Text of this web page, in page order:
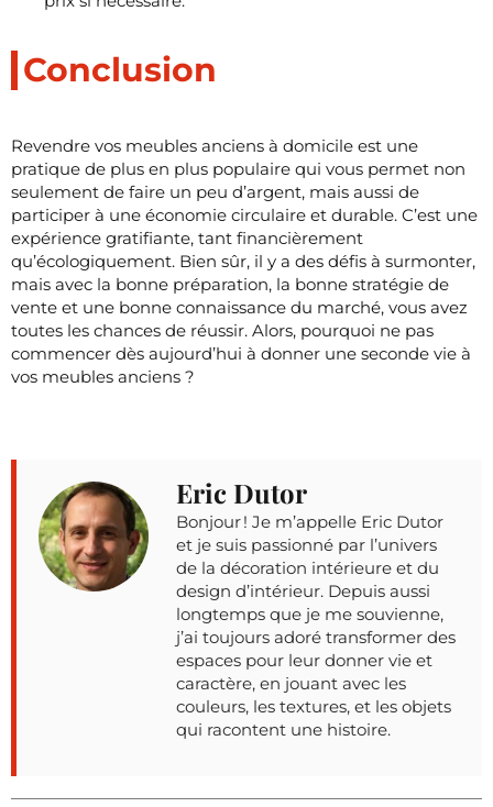
Conclusion
Revendre vos meubles anciens à domicile est une
pratique de plus en plus populaire qui vous permet non
seulement de faire un peu d’argent, mais aussi de
participer à une économie circulaire et durable. C’est une
expérience gratifiante, tant financièrement
qu’écologiquement. Bien sûr, il y a des défis à surmonter,
mais avec la bonne préparation, la bonne stratégie de
vente et une bonne connaissance du marché, vous avez
toutes les chances de réussir. Alors, pourquoi ne pas
commencer dès aujourd’hui à donner une seconde vie à
vos meubles anciens ?
Eric Dutor
Bonjour ! Je m’appelle Eric Dutor
et je suis passionné par l’univers
de la décoration intérieure et du
design d’intérieur. Depuis aussi
longtemps que je me souvienne,
j’ai toujours adoré transformer des
espaces pour leur donner vie et
caractère, en jouant avec les
couleurs, les textures, et les objets
qui racontent une histoire.